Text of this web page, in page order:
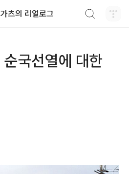
츠의 리얼로그
국선열에 대한